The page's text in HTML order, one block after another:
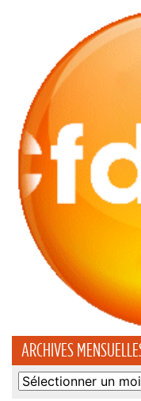
ARCHIVES
Archives